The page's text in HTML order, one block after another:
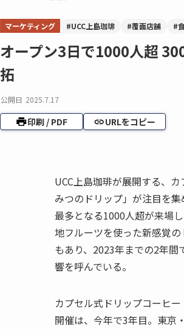
マーケティング #UCC上島珈琲 #覆面店舗 #
オープン3日で1000人超
拓
公開日 2025.7.17
印刷 / PDF URLをコピー
UCC上島珈琲が展開する、
みつのドリップ」が注目を
最多となる1000人超が来場
地フルーツを使った新感覚
もあり、2023年までの2年
響を呼んでいる。
カプセル式ドリップコーヒ
開催は、今年で3年目。東京